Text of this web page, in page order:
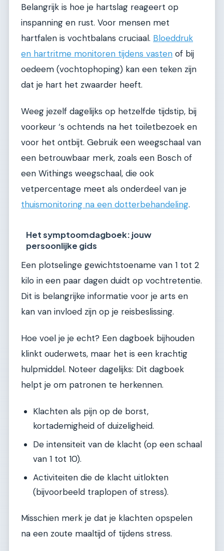
Belangrijk is hoe je hartslag reageert op
inspanning en rust. Voor mensen met
hartfalen is vochtbalans cruciaal. Bloeddruk
en hartritme monitoren tijdens vasten of bij
oedeem (vochtophoping) kan een teken zijn
dat je hart het zwaarder heeft.
Weeg jezelf dagelijks op hetzelfde tijdstip, bij
voorkeur ‘s ochtends na het toiletbezoek en
voor het ontbijt. Gebruik een weegschaal van
een betrouwbaar merk, zoals een Bosch of
een Withings weegschaal, die ook
vetpercentage meet als onderdeel van je
thuismonitoring na een dotterbehandeling.
Het symptoomdagboek: jouw
persoonlijke gids
Een plotselinge gewichtstoename van 1 tot 2
kilo in een paar dagen duidt op vochtretentie.
Dit is belangrijke informatie voor je arts en
kan van invloed zijn op je reisbeslissing.
Hoe voel je je echt? Een dagboek bijhouden
klinkt ouderwets, maar het is een krachtig
hulpmiddel. Noteer dagelijks: Dit dagboek
helpt je om patronen te herkennen.
Klachten als pijn op de borst,
kortademigheid of duizeligheid.
De intensiteit van de klacht (op een schaal
van 1 tot 10).
Activiteiten die de klacht uitlokten
(bijvoorbeeld traplopen of stress).
Misschien merk je dat je klachten opspelen
na een zoute maaltijd of tijdens stress.